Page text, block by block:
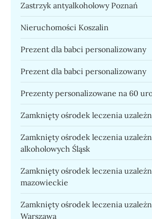
Zastrzyk antyalkoholowy Poznań
Nieruchomości Koszalin
Prezent dla babci personalizowany
Prezent dla babci personalizowany
Prezenty personalizowane na 60
Zamknięty ośrodek leczenia
Zamknięty ośrodek leczenia
alkoholowych Śląsk
Zamknięty ośrodek leczenia
mazowieckie
Zamknięty ośrodek leczenia
Warszawa